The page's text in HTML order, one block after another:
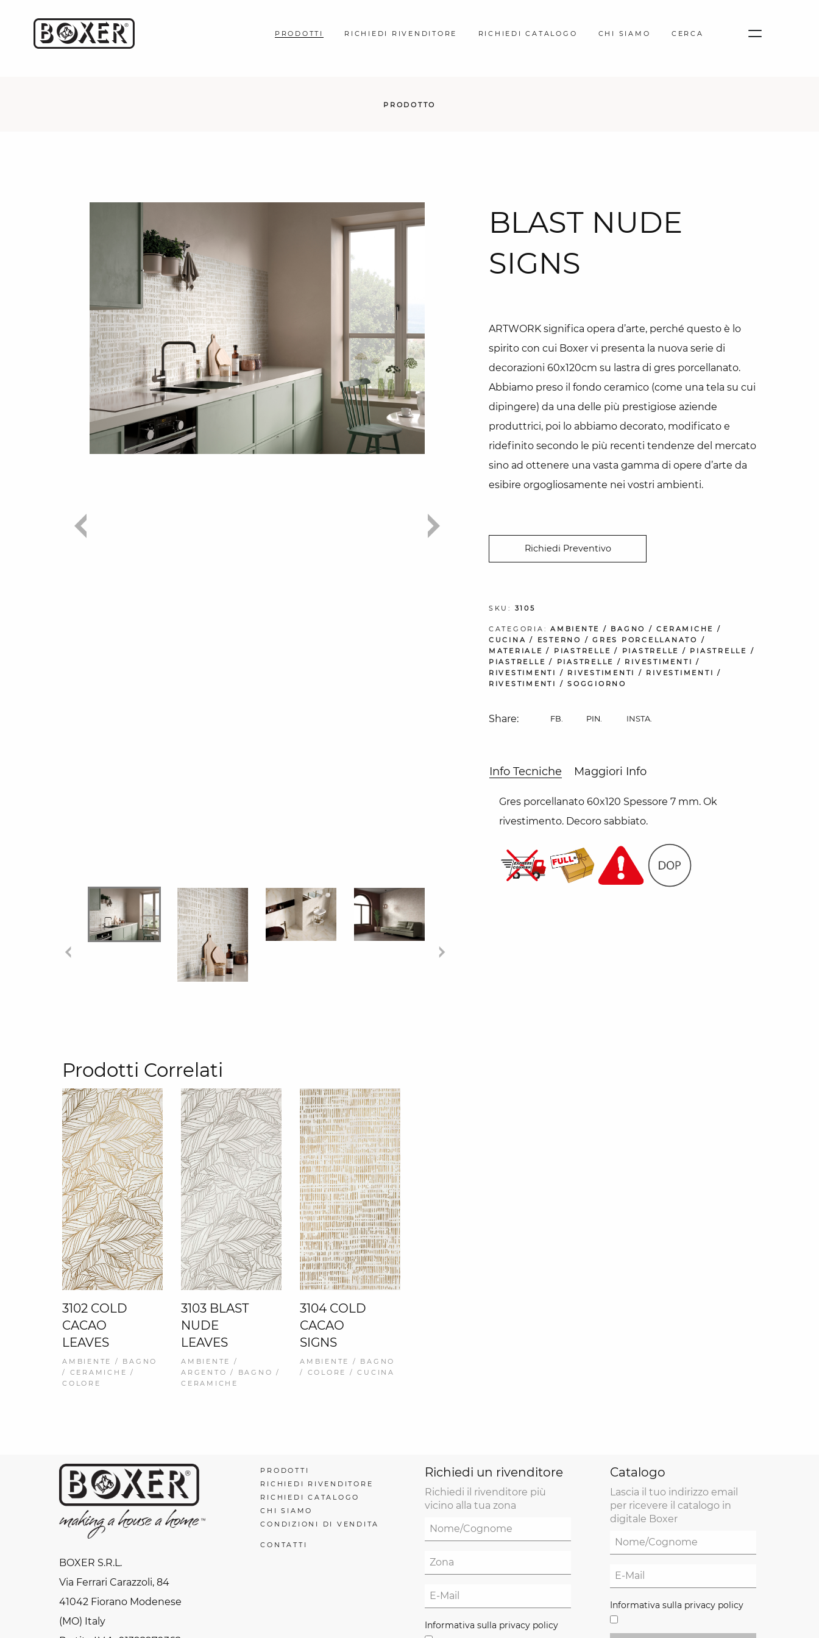
PRODOTTI RICHIEDI RIVENDITORE RICHIEDI CATALOGO CHI SIAMO CERCA
PRODOTTO
BLAST NUDE
SIGNS
ARTWORK significa opera d’arte, perché questo è lo
spirito con cui Boxer vi presenta la nuova serie di
decorazioni 60x120cm su lastra di gres porcellanato.
Abbiamo preso il fondo ceramico (come una tela su cui
dipingere) da una delle più prestigiose aziende
produttrici, poi lo abbiamo decorato, modificato e
ridefinito secondo le più recenti tendenze del mercato
sino ad ottenere una vasta gamma di opere d’arte da
esibire orgogliosamente nei vostri ambienti.
Richiedi Preventivo
SKU: 3105
CATEGORIA:AMBIENTE / BAGNO /CERAMICHE
/
CUCINA / ESTERNO /GRES PORCELLANATO
/
MATERIALE / PIASTRELLE / PIASTRELLE / PIASTRELLE
/
PIASTRELLE / PIASTRELLE / RIVESTIMENTI /
RIVESTIMENTI
/ RIVESTIMENTI / RIVESTIMENTI /
RIVESTIMENTI
/SOGGIORNO
Share: FB. PIN. INSTA.
Info Tecniche Maggiori Info
Gres porcellanato 60x120 Spessore 7 mm. Ok
rivestimento. Decoro sabbiato.
Prodotti Correlati
3102 COLD
CACAO
LEAVES
AMBIENTE / BAGNO
/ CERAMICHE /
COLORE
3103 BLAST
NUDE
LEAVES
AMBIENTE /
ARGENTO / BAGNO /
CERAMICHE
3104 COLD
CACAO
SIGNS
AMBIENTE / BAGNO
/ COLORE / CUCINA
BOXER S.R.L.
Via Ferrari Carazzoli, 84
41042 Fiorano Modenese
(MO) Italy
PRODOTTI
RICHIEDI RIVENDITORE
RICHIEDI CATALOGO
CHI SIAMO
CONDIZIONI DI VENDITA
CONTATTI
Richiedi un rivenditore
Richiedi il rivenditore più
vicino alla tua zona
Informativa sulla privacy policy
Catalogo
Lascia il tuo indirizzo email
per ricevere il catalogo in
digitale Boxer
Informativa sulla privacy policy